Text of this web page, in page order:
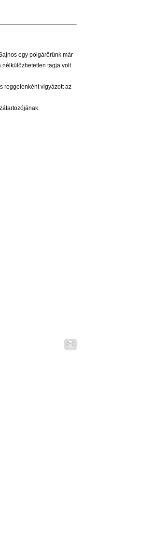
egy polgárőrünk már
nélkülözhetetlen tagja volt
reggelenként vigyázott az